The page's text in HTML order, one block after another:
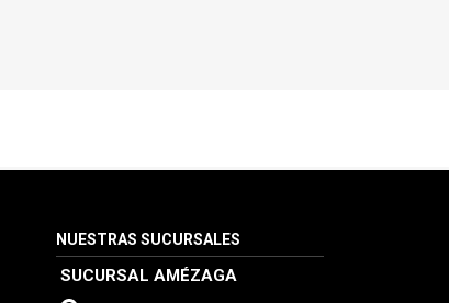
NUESTRAS SUCURSALES
SUCURSAL AMÉZAGA